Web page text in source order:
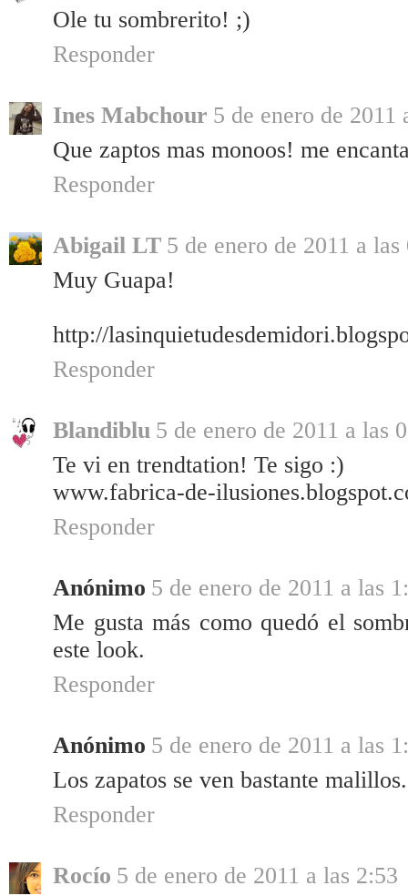
Ole tu sombrerito! ;)
Responder
Ines Mabchour 5 de enero de 2011
Que zaptos mas monoos! me
Responder
Abigail LT 5 de enero de 2011 a las
Muy Guapa!
http://
Responder
Blandiblu 5 de enero de 2011 a las
Te vi en trendtation! Te sigo :)
www.fabrica-de-
Responder
Anónimo 5 de enero de 2011 a las
Me gusta más como quedó el
este look.
Responder
Anónimo 5 de enero de 2011 a las
Los zapatos se ven bastante malillos.
Responder
Rocío 5 de enero de 2011 a las 2:53